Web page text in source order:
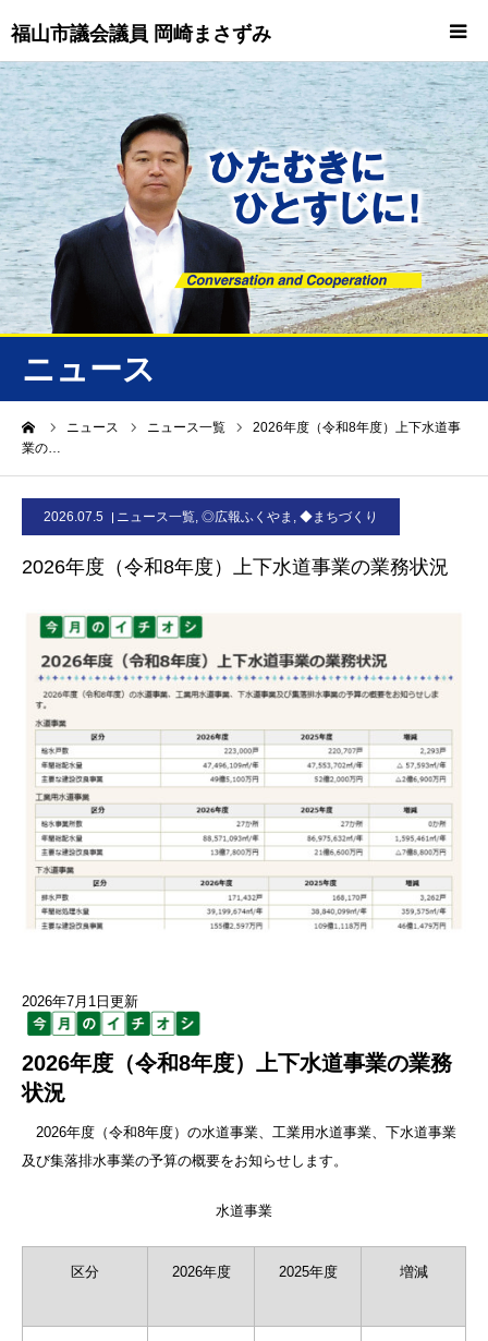
福山市議会議員 岡崎まさずみ
ニュース
ニュース ニュース一覧
2026年度（令和8年度）上下水道事
業の…
2026.07.5 ニュース一覧, ◎広報ふくやま , ◆まちづくり
2026年度（令和8年度）上下水道事業の業務状況
2026年7月1日更新
2026年度（令和8年度）上下水道事業の業務
状況
2026年度（令和8年度）の水道事業、工業用水道事業、下水道事業
及び集落排水事業の予算の概要をお知らせします。
水道事業
区分 2026年度 2025年度 増減
HOME
重要情報
プロフィール
ニュース/トピックス
ニュース
お問合せ